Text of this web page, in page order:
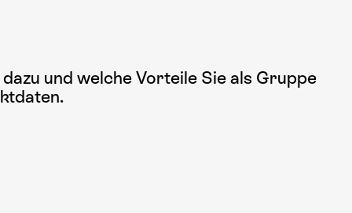
und welche Vorteile Sie als Gruppe